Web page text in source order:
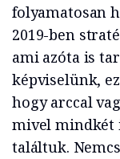
folyamatosan
2019-ben
ami azóta is
képviselünk,
hogy arccal
mivel mindkét
találtuk.